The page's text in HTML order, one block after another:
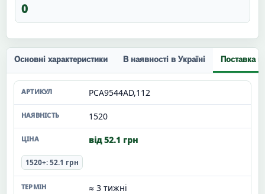
0
Основні характеристики В наявності в Україні Поставка
PCA9544AD,112
1520
від 52.1 грн
1520+: 52.1 грн
≈ 3 тижні